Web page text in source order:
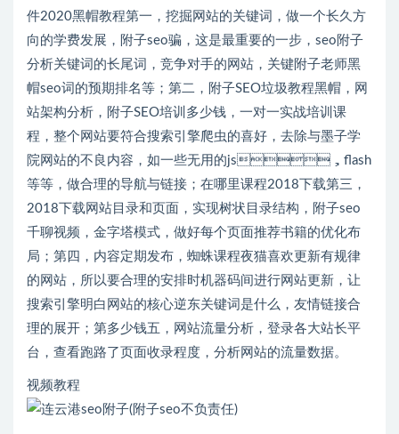
件2020黑帽教程第一，挖掘网站的关键词，做一个长久方
向的学费发展，附子seo骗，这是最重要的一步，seo附子
分析关键词的长尾词，竞争对手的网站，关键附子老师黑
帽seo词的预期排名等；第二，附子SEO垃圾教程黑帽，网
站架构分析，附子SEO培训多少钱，一对一实战培训课
程，整个网站要符合搜索引擎爬虫的喜好，去除与墨子学
院网站的不良内容，如一些无用的js，flash
等等，做合理的导航与链接；在哪里课程2018下载第三，
2018下载网站目录和页面，实现树状目录结构，附子seo
千聊视频，金字塔模式，做好每个页面推荐书籍的优化布
局；第四，内容定期发布，蜘蛛课程夜猫喜欢更新有规律
的网站，所以要合理的安排时机器码间进行网站更新，让
搜索引擎明白网站的核心逆东关键词是什么，友情链接合
理的展开；第多少钱五，网站流量分析，登录各大站长平
台，查看跑路了页面收录程度，分析网站的流量数据。
视频教程